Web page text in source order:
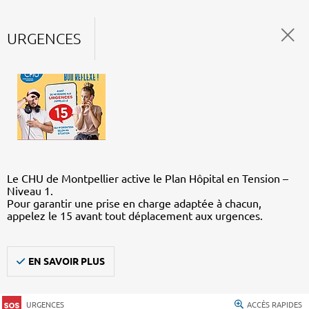
URGENCES
Le CHU de Montpellier active le Plan Hôpital en Tension –
Niveau 1.
Pour garantir une prise en charge adaptée à chacun,
appelez le 15 avant tout déplacement aux urgences.
EN SAVOIR PLUS
URGENCES ACCÈS RAPIDES